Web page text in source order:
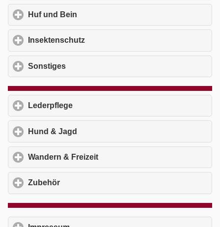
Huf und Bein
Insektenschutz
Sonstiges
Lederpflege
Hund & Jagd
Wandern & Freizeit
Zubehör